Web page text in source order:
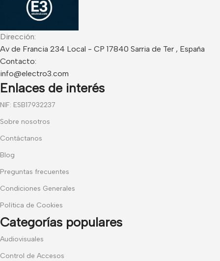
Dirección:
Av de Francia 234 Local - CP 17840 Sarria de Ter , España
Contacto:
info@electro3.com
Enlaces de interés
NIF: ESB17932237
Sobre nosotros
Contáctanos
Blog
Preguntas frecuentes
Condiciones Generales
Política de Cookies
Categorías populares
Audiovisuales
Control de Accesos